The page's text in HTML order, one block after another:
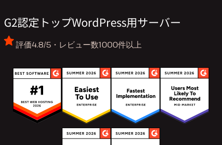
G2認定トップWordPress用サーバー
評価4.8/5・レビュー数1000件以上